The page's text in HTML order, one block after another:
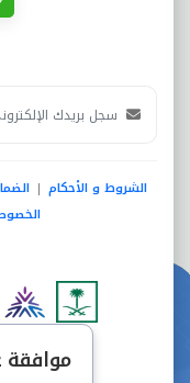
الشروط و الأحكام |
موافقة